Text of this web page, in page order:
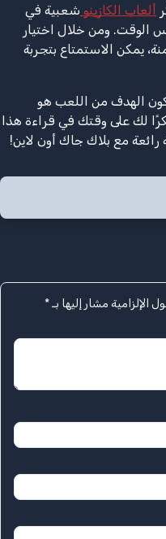
ألعاب الكازينو شعبية في
الوقت. ومن خلال اختيار
يمكن الاستمتاع بتجربة
الهدف من اللعب هو
لك على وقتك في قراءة هذا
مع بلاك جاك أون لاين!
الإلزامية مشار إليها بـ*